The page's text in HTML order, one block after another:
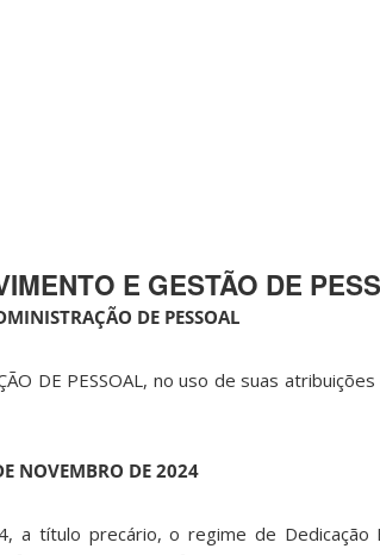
E GESTÃO DE
DE PESSOAL
DE PESSOAL, no uso de suas
NOVEMBRO DE 2024
a título precário, o regime de Dedicação